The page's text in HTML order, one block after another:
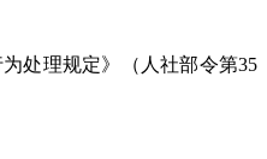
处理规定》（人社部令第35